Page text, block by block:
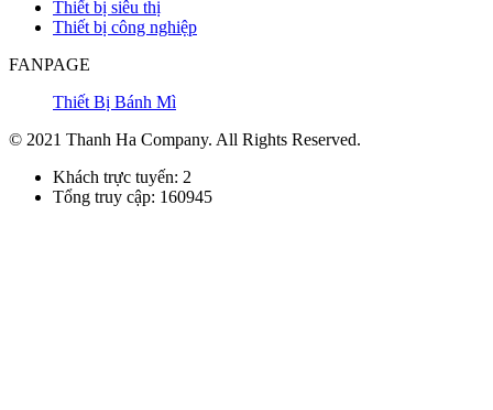
Thiết bị siêu thị
Thiết bị công nghiệp
FANPAGE
Thiết Bị Bánh Mì
© 2021 Thanh Ha Company. All Rights Reserved.
Khách trực tuyến: 2
Tổng truy cập: 160945